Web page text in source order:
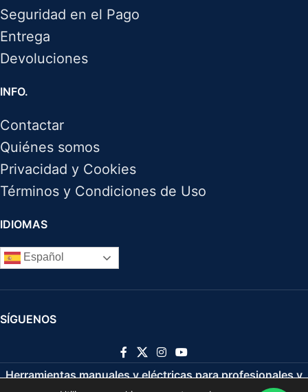
Seguridad en el Pago
Entrega
Devoluciones
INFO.
Contactar
Quiénes somos
Privacidad y Cookies
Términos y Condiciones de Uso
IDIOMAS
Español
SÍGUENOS
Herramientas manuales y eléctricas para profesionales y